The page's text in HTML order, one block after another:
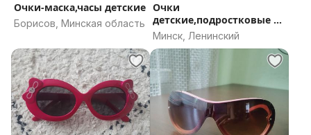
Очки-маска,часы детские
Борисов, Минская область
Очки
детские,подростковые +
кепки
Минск, Ленинский